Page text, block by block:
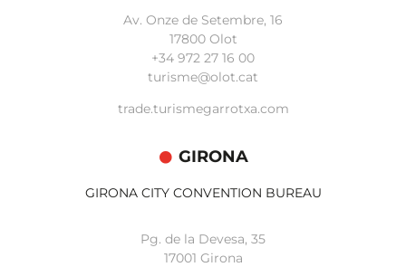
Av. Onze de Setembre, 16
17800 Olot
+34 972 27 16 00
turisme@olot.cat
trade.turismegarrotxa.com
GIRONA
GIRONA CITY CONVENTION BUREAU
Pg. de la Devesa, 35
17001 Girona